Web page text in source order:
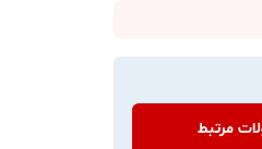
مرتبط